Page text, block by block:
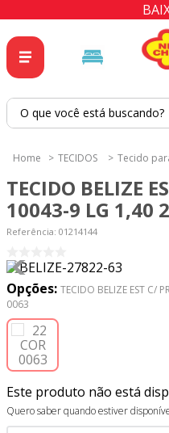
O que você está buscando?
TECIDOS Tecido
TECIDO BELIZE
10043-9 LG 1,40
Referência: 01214144
Opções: TECIDO BELIZE EST C/
0063
Este produto não está
Quero saber quando estiver
2º
tapete
cortina
5º
tapetes
6
7º
8º
tricoline digital
9º
tecido oxford
10º tapete sisal